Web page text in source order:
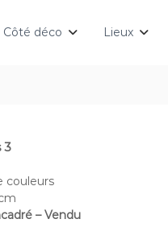
Côté déco Lieux
3
couleurs
– Vendu